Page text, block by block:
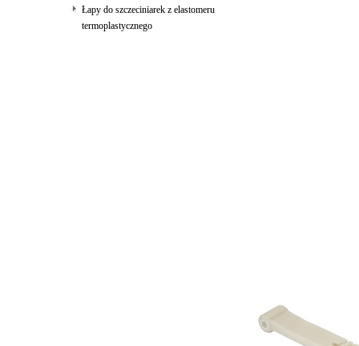
Łapy do szczeciniarek z elastomeru
termoplastycznego